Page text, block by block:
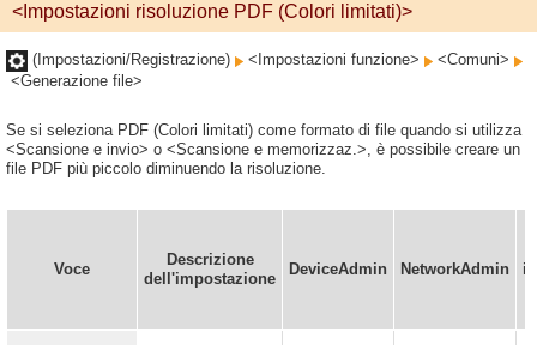
<Impostazioni risoluzione PDF (Colori limitati)>
(Impostazioni/Registrazione) <Impostazioni funzione>
<Comuni>
<Generazione file>
Se si seleziona PDF (Colori limitati) come formato di file quando si utilizza
<Scansione e invio> o <Scansione e memorizzaz.>, è possibile creare un
file PDF più piccolo diminuendo la risoluzione.
Voce
Descrizione
dell'impostazione
DeviceAdmin NetworkAdmin